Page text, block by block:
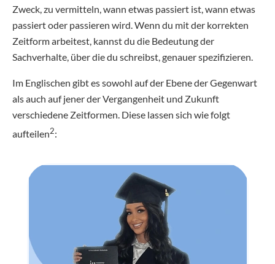
Zweck, zu vermitteln, wann etwas passiert ist, wann etwas
passiert oder passieren wird. Wenn du mit der korrekten
Zeitform arbeitest, kannst du die Bedeutung der
Sachverhalte, über die du schreibst, genauer spezifizieren.
Im Englischen gibt es sowohl auf der Ebene der Gegenwart
als auch auf jener der Vergangenheit und Zukunft
verschiedene Zeitformen. Diese lassen sich wie folgt
aufteilen2: